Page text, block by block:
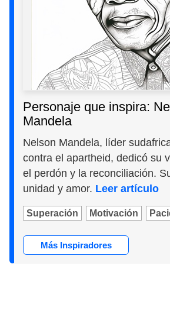
Personaje que inspira:
Mandela
Nelson Mandela, líder
contra el apartheid, dedicó su
el perdón y la reconciliación.
unidad y amor. Leer artículo
Superación Motivación
Más Inspiradores